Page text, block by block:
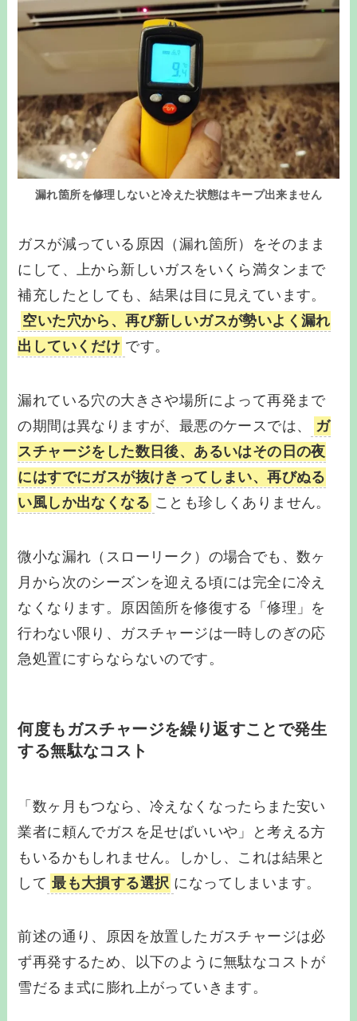
漏れ箇所を修理しないと冷えた状態はキープ出来ません
ガスが減っている原因（漏れ箇所）をそのまま
にして、上から新しいガスをいくら満タンまで
補充したとしても、結果は目に見えています。
空いた穴から、再び新しいガスが勢いよく漏れ
出していくだけ です。
漏れている穴の大きさや場所によって再発まで
の期間は異なりますが、最悪のケースでは、
ガ
スチャージをした数日後、あるいはその日の夜
にはすでにガスが抜けきってしまい、再びぬる
い風しか出なくなる ことも珍しくありません。
微小な漏れ（スローリーク）の場合でも、数ヶ
月から次のシーズンを迎える頃には完全に冷え
なくなります。原因箇所を修復する「修理」を
行わない限り、ガスチャージは一時しのぎの応
急処置にすらならないのです。
何度もガスチャージを繰り返すことで発生
する無駄なコスト
「数ヶ月もつなら、冷えなくなったらまた安い
業者に頼んでガスを足せばいいや」と考える方
もいるかもしれません。しかし、これは結果と
して 最も大損する選択 になってしまいます。
前述の通り、原因を放置したガスチャージは必
ず再発するため、以下のように無駄なコストが
雪だるま式に膨れ上がっていきます。